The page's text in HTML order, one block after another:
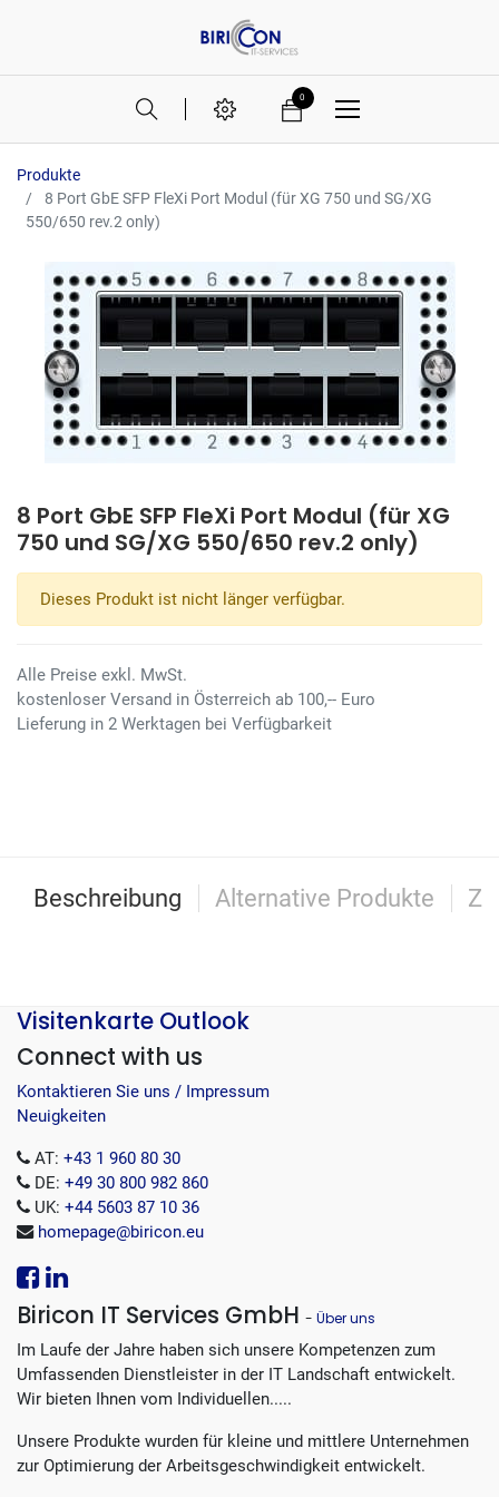
0
Produkte
8 Port GbE SFP FleXi Port Modul (für XG 750 und SG/XG
550/650 rev.2 only)
8 Port GbE SFP FleXi Port Modul (für XG
750 und SG/XG 550/650 rev.2 only)
Dieses Produkt ist nicht länger verfügbar.
Alle Preise exkl. MwSt.
kostenloser Versand in Österreich ab 100,-- Euro
Lieferung in 2 Werktagen bei Verfügbarkeit
Beschreibung Alternative Produkte
Visitenkarte Outlook
Connect with us
Kontaktieren Sie uns / Impressum
Neuigkeiten
AT: +43 1 960 80 30
DE: +49 30 800 982 860
UK: +44 5603 87 10 36
homepage@biricon.eu
Biricon IT Services GmbH - Über uns
Im Laufe der Jahre haben sich unsere Kompetenzen zum
Umfassenden Dienstleister in der IT Landschaft entwickelt.
Wir bieten Ihnen vom Individuellen.....
Unsere Produkte wurden für kleine und mittlere Unternehmen
zur Optimierung der Arbeitsgeschwindigkeit entwickelt.